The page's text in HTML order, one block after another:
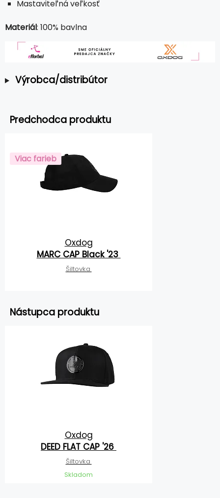
Mastaviteľná veľkosť
Materiál: 100% bavlna
Výrobca/distribútor
Predchodca produktu
Viac farieb
Oxdog
MARC CAP Black '23
Šiltovka
Nástupca produktu
Oxdog
DEED FLAT CAP '26
Šiltovka
Skladom